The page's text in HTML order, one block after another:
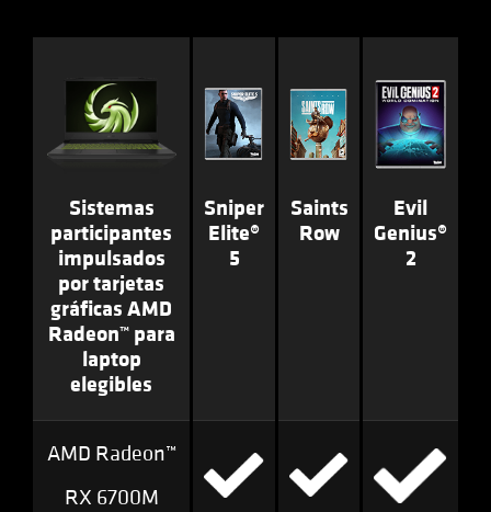
Sistemas
participantes
impulsados
por tarjetas
gráficas AMD
Radeon™ para
laptop
elegibles
Sniper
Elite®
5
Saints
Row
Evil
Genius®
2
AMD Radeon™
RX 6700M